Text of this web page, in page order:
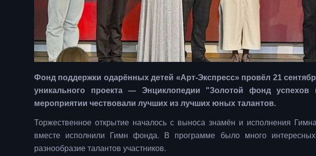
Фонд поддержки одарённых детей «Арт-Экспресс» провёл 21
уникального проекта — Энциклопедии "Золотой фонд
мероприятии чествовали лучших из лучших юных талантов.
Торжественное открытие началось с выноса знамён и исполнения
вместе исполнили Гимн фонда. В программе было много
разнообразие талантов участников.